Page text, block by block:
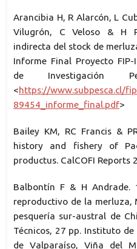
Arancibia H, R Alarcón, L
Vilugrón, C Veloso & H
indirecta del stock de
Informe Final Proyecto
de Investigación
<https://www.subpesca.cl/
89454_informe_final.pdf>
Bailey KM, RC Francis &
history and fishery of
productus. CalCOFI Reports
Balbontín F & H Andrade.
reproductivo de la merluza,
pesquería sur-austral de
Técnicos, 27 pp. Instituto
de Valparaíso, Viña del